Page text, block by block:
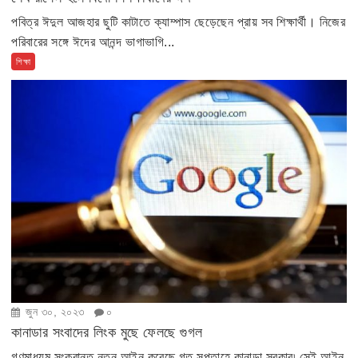
পবিত্র ঈদুল আজহার ছুটি কাটাতে ক্যাম্পাস ছেড়েছেন প্রায় সব শিক্ষার্থী। নিজের
পরিবারের সঙ্গে ঈদের আনন্দ ভাগাভাগি...
শিক্ষা
জুন ৩০, ২০২৩ ০
কানাডার সংবাদের লিংক মুছে ফেলছে গুগল